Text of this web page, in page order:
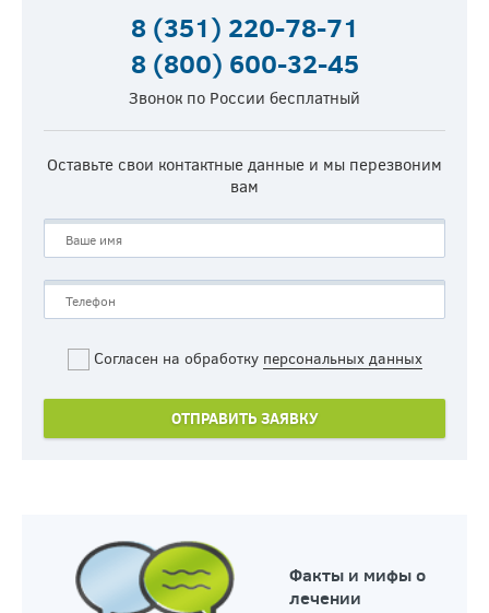
8 (351) 220-78-71
8 (800) 600-32-45
Звонок по России бесплатный
Оставьте свои контактные данные и мы перезвоним
вам
Согласен на обработку персональных данных
Факты и мифы о
лечении